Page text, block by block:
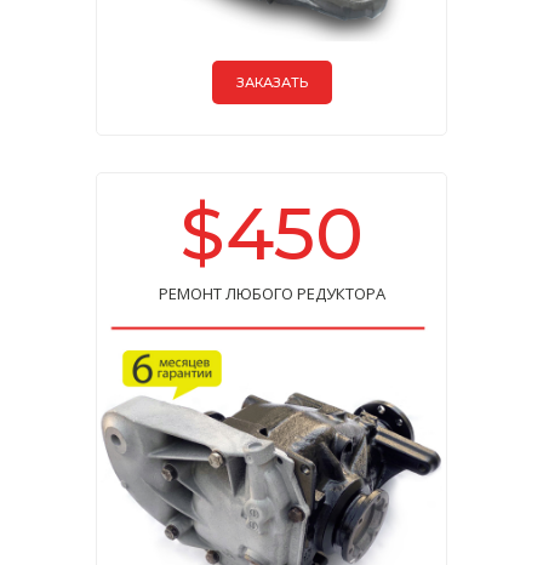
ЗАКАЗАТЬ
$450
РЕМОНТ ЛЮБОГО РЕДУКТОРА